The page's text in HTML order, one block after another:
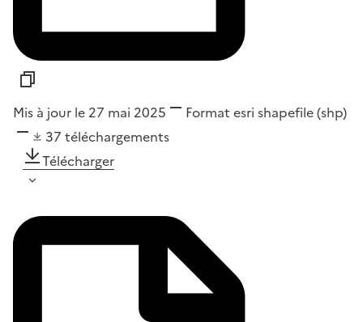
Mis à jour le 27 mai 2025 Format esri shapefile (shp)
37 téléchargements
Télécharger